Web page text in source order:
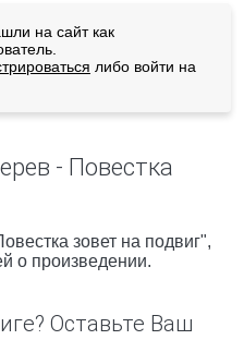
на сайт как
либо войти на
- Повестка
зовет на подвиг",
о произведении.
Оставьте Ваш